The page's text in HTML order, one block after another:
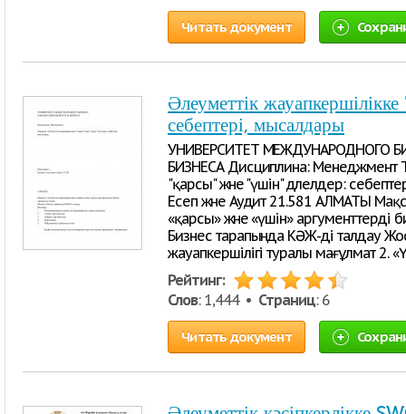
Читать документ
Әлеуметтік
себептері, мысалдары
УНИВЕРСИТЕТ МЕЖДУНАРОДНОГО
БИЗНЕСА Дисциплина: Менеджмент
"қарсы" және "үшін" дәлелдер:
Есеп және Аудит 21.581 АЛМАТЫ
«қарсы» және «үшін» аргументтерді
Бизнес тарапында КӘЖ-ді талдау
жауапкершілігі туралы мағұлмат 2.
Рейтинг:
Слов: 1,444 • Страниц: 6
Читать документ